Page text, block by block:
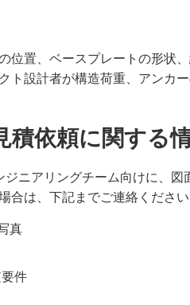
位置、ベースプレートの形状
ト設計者が構造荷重、アンカ
依頼に関する
ニアリングチーム向けに、
は、下記までご連絡ください
真
件